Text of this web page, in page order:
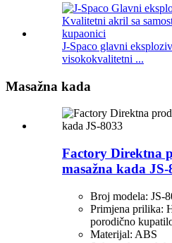
J-Spaco glavni
visokokvalitetni ...
Masažna kada
Factory Direktna
masažna kada JS-
Broj modela: JS-
Primjena prilika:
porodično
Materijal: ABS